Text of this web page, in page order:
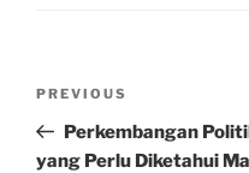
Previous
Post
PREVIOUS
Perkembangan
yang Perlu Diketahui